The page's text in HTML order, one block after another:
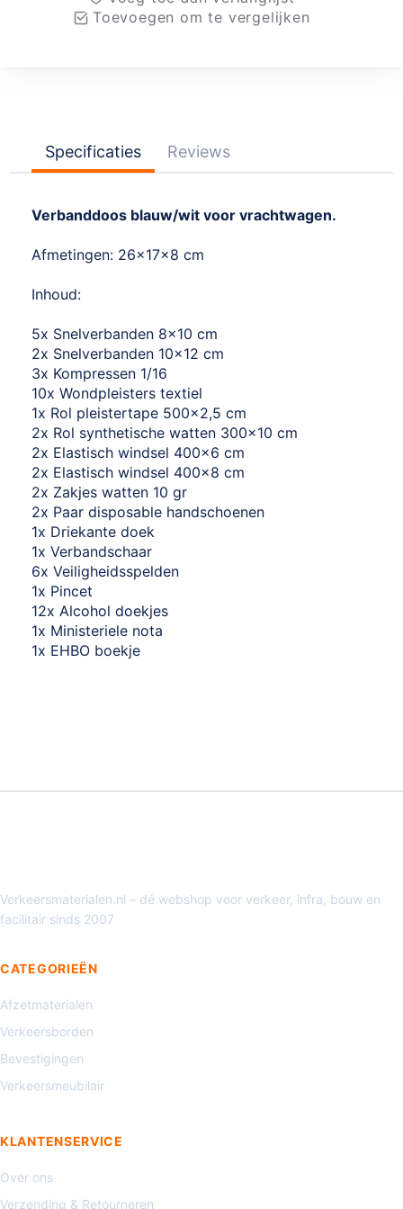
Toevoegen om te vergelijken
Specificaties Reviews
Verbanddoos blauw/wit voor vrachtwagen.
Afmetingen: 26x17x8 cm
Inhoud:
5x Snelverbanden 8x10 cm
2x Snelverbanden 10x12 cm
3x Kompressen 1/16
10x Wondpleisters textiel
1x Rol pleistertape 500x2,5 cm
2x Rol synthetische watten 300x10 cm
2x Elastisch windsel 400x6 cm
2x Elastisch windsel 400x8 cm
2x Zakjes watten 10 gr
2x Paar disposable handschoenen
1x Driekante doek
1x Verbandschaar
6x Veiligheidsspelden
1x Pincet
12x Alcohol doekjes
1x Ministeriele nota
1x EHBO boekje
Verkeersmaterialen.nl – dé webshop voor verkeer, infra, bouw en
facilitair sinds 2007
CATEGORIEËN
Afzetmaterialen
Verkeersborden
Bevestigingen
Verkeersmeubilair
KLANTENSERVICE
Over ons
Verzending & Retourneren